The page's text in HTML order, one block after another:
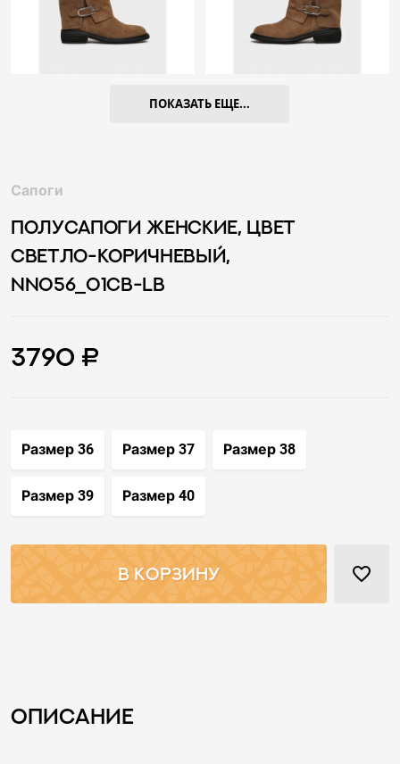
ПОКАЗАТЬ ЕЩЕ...
Сапоги
ПОЛУСАПОГИ ЖЕНСКИЕ, ЦВЕТ
СВЕТЛО-КОРИЧНЕВЫЙ,
NN056_01CB-LB
3790 ₽
Размер 36 Размер 37 Размер 38
Размер 39 Размер 40
В КОРЗИНУ favorite_border
Описание